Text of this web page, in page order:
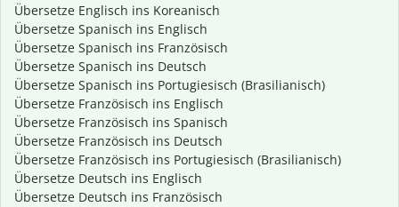
Übersetze Englisch ins Koreanisch
Übersetze Spanisch ins Englisch
Übersetze Spanisch ins Französisch
Übersetze Spanisch ins Deutsch
Übersetze Spanisch ins Portugiesisch (Brasilianisch)
Übersetze Französisch ins Englisch
Übersetze Französisch ins Spanisch
Übersetze Französisch ins Deutsch
Übersetze Französisch ins Portugiesisch (Brasilianisch)
Übersetze Deutsch ins Englisch
Übersetze Deutsch ins Französisch